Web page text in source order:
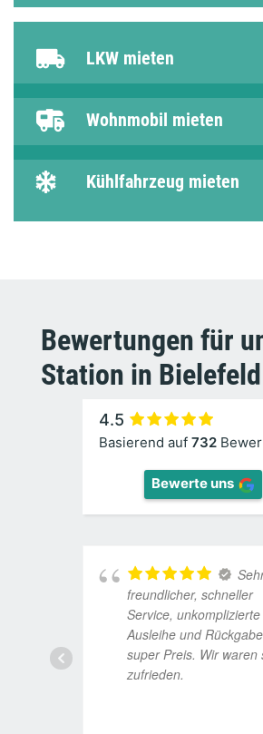
LKW mieten
Wohnmobil mieten
Kühlfahrzeug mieten
Bewertungen für
Station in Bielefeld
4.5
Basierend auf 732
Bewerte uns
freundlicher, schneller
Service, unkomplizierte
Ausleihe und
super Preis. Wir waren
zufrieden.